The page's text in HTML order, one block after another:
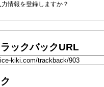
力情報を登録しますか？
ックバックURL